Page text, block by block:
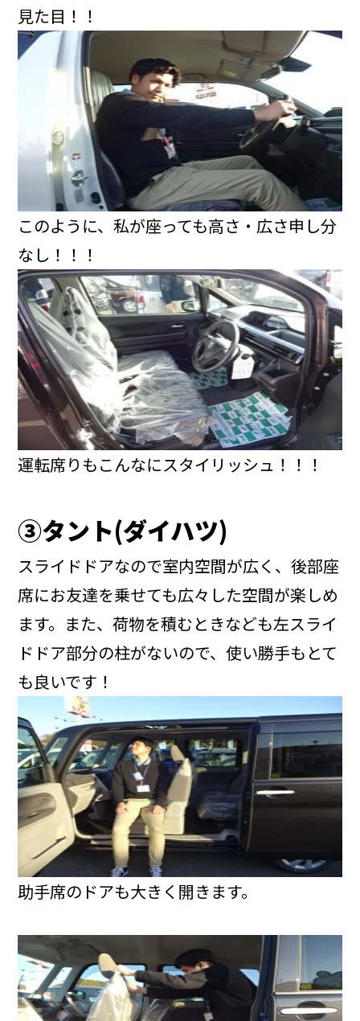
見た目！！
このように、私が座っても高さ・広さ申し分
なし！！！
運転席りもこんなにスタイリッシュ！！！
③タント(ダイハツ)
スライドドアなので室内空間が広く、後部座
席にお友達を乗せても広々した空間が楽しめ
ます。また、荷物を積むときなども左スライ
ドドア部分の柱がないので、使い勝手もとて
も良いです！
助手席のドアも大きく開きます。